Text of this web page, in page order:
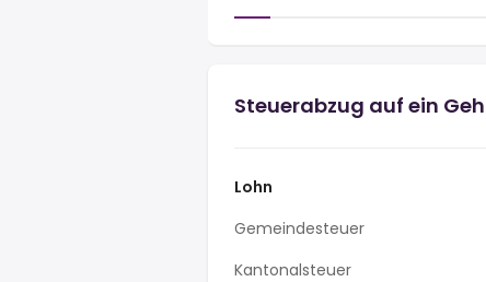
Steuerabzug auf ein
Lohn
Gemeindesteuer
Kantonalsteuer